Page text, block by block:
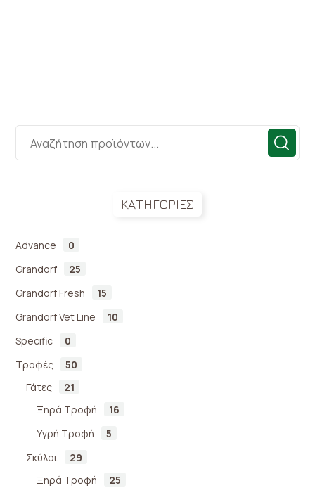
ΚΑΤΗΓΟΡΙΕΣ
Advance
0
Grandorf
25
Grandorf Fresh
15
Grandorf Vet Line
10
Specific
0
Τροφές
50
Γάτες
21
Ξηρά Τροφή
16
Υγρή Τροφή
5
Σκύλοι
29
Ξηρά Τροφή
25